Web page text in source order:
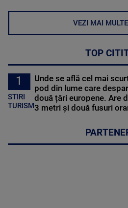
VEZI MAI
TOP
1
STIRI
TURISM
Unde se află cel mai
pod din lume care
două țări europene. Are
3 metri și două fusuri